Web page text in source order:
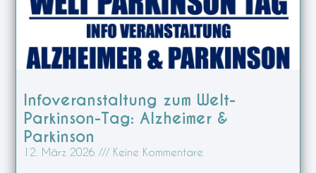
Infoveranstaltung zum Welt-
Parkinson-Tag: Alzheimer &
Parkinson
12. März 2026 Keine Kommentare